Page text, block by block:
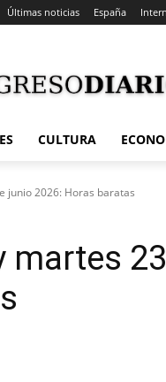
Últimas noticias España
CULTURA
junio 2026: Horas baratas
martes